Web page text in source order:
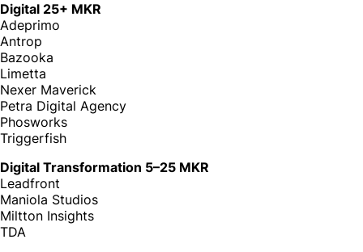
Digital 25+ MKR
Adeprimo
Antrop
Bazooka
Limetta
Nexer Maverick
Petra Digital Agency
Phosworks
Triggerfish
Digital Transformation 5–25 MKR
Leadfront
Maniola Studios
Miltton Insights
TDA